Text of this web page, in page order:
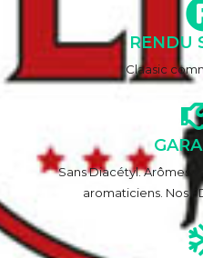
RENDU
Claasic
Sans Diacétyl. Arômes
aromaticiens. Nos